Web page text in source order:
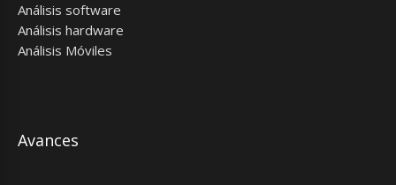
Análisis software
Análisis hardware
Análisis Móviles
Avances